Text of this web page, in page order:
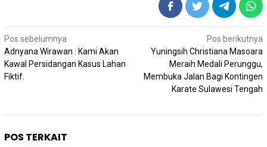
Navigasi
pos
Pos sebelumnya
Adnyana Wirawan : Kami Akan
Kawal Persidangan Kasus Lahan
Fiktif.
Pos berikutnya
Yuningsih Christiana Masoara
Meraih Medali Perunggu,
Membuka Jalan Bagi Kontingen
Karate Sulawesi Tengah
POS TERKAIT